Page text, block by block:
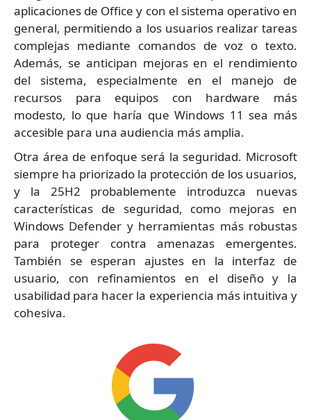
aplicaciones de Office y con el sistema operativo en
general, permitiendo a los usuarios realizar tareas
complejas mediante comandos de voz o texto.
Además, se anticipan mejoras en el rendimiento
del sistema, especialmente en el manejo de
recursos para equipos con hardware más
modesto, lo que haría que Windows 11 sea más
accesible para una audiencia más amplia.
Otra área de enfoque será la seguridad. Microsoft
siempre ha priorizado la protección de los usuarios,
y la 25H2 probablemente introduzca nuevas
características de seguridad, como mejoras en
Windows Defender y herramientas más robustas
para proteger contra amenazas emergentes.
También se esperan ajustes en la interfaz de
usuario, con refinamientos en el diseño y la
usabilidad para hacer la experiencia más intuitiva y
cohesiva.